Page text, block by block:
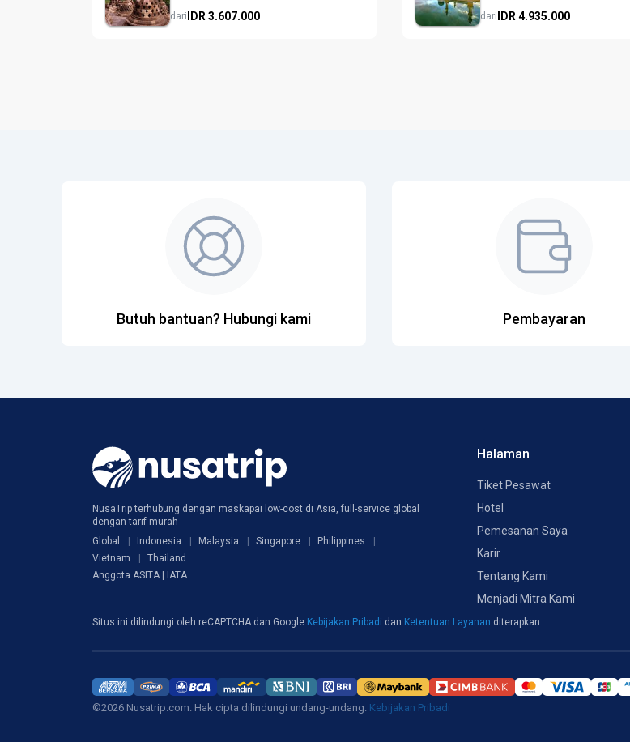
dariIDR 3.607.000 dariIDR 4.935.000
Butuh bantuan? Hubungi kami Pembayaran
NusaTrip terhubung dengan maskapai low-cost di Asia, full-service global
dengan tarif murah
Global
Indonesia Malaysia Singapore
Philippines
Vietnam
Thailand
Anggota ASITA | IATA
Halaman
Tiket Pesawat
Hotel
Pemesanan Saya
Karir
Tentang Kami
Menjadi Mitra Kami
Situs ini dilindungi oleh reCAPTCHA dan Google Kebijakan Pribadi dan Ketentuan Layanan diterapkan.
©2026 Nusatrip.com. Hak cipta dilindungi undang-undang. Kebijakan Pribadi